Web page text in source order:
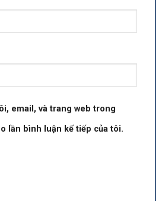
email, và trang web trong
lần bình luận kế tiếp của tôi.